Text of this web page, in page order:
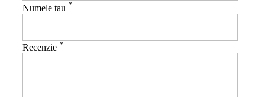
Numele tau *
Recenzie *